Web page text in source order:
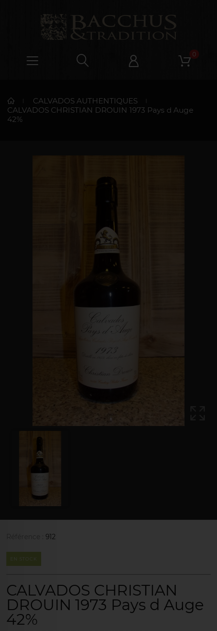
0
CALVADOS AUTHENTIQUES
CALVADOS CHRISTIAN DROUIN 1973 Pays d Auge
42%
912
EN STOCK
CALVADOS CHRISTIAN
DROUIN 1973 Pays d Auge
42%